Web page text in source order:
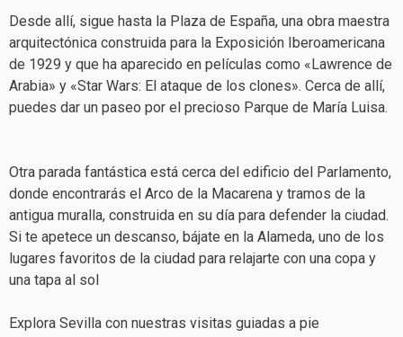
Desde allí, sigue hasta la Plaza de España, una obra maestra
arquitectónica construida para la Exposición Iberoamericana
de 1929 y que ha aparecido en películas como «Lawrence de
Arabia» y «Star Wars: El ataque de los clones». Cerca de allí,
puedes dar un paseo por el precioso Parque de María Luisa.
Otra parada fantástica está cerca del edificio del Parlamento,
donde encontrarás el Arco de la Macarena y tramos de la
antigua muralla, construida en su día para defender la ciudad.
Si te apetece un descanso, bájate en la Alameda, uno de los
lugares favoritos de la ciudad para relajarte con una copa y
una tapa al sol
Explora Sevilla con nuestras visitas guiadas a pie